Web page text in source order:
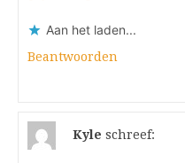
Aan het laden...
Beantwoorden
Kyle schreef: